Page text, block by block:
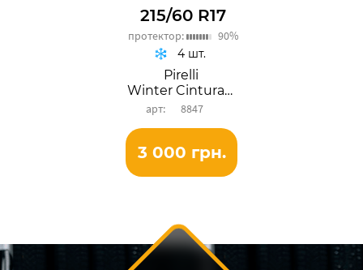
215/60 R17
протектор: 90%
Pirelli
Winter Cinturato
8847
4 шт.
3 000 грн.